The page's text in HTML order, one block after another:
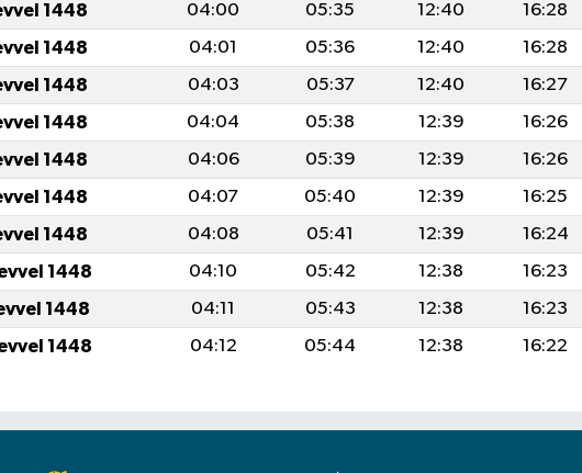
1448 04:00 05:35 12:40 16:28
1448 04:01 05:36 12:40 16:28
1448 04:03 05:37 12:40 16:27
1448 04:04 05:38 12:39 16:26
1448 04:06 05:39 12:39 16:26
1448 04:07 05:40 12:39 16:25
1448 04:08 05:41 12:39 16:24
1448 04:10 05:42 12:38 16:23
1448 04:11 05:43 12:38 16:23
1448 04:12 05:44 12:38 16:22